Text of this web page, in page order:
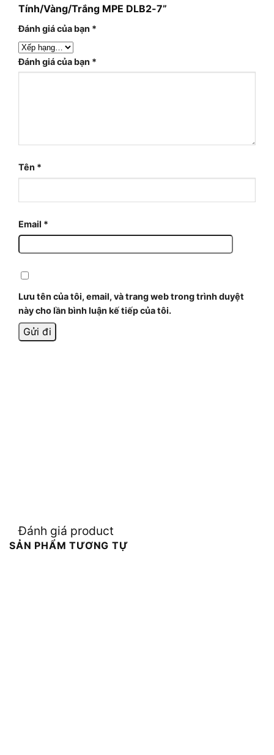
Tính/Vàng/Trắng MPE DLB2-7”
Đánh giá của bạn *
Đánh giá của bạn *
Tên *
Email *
Lưu tên của tôi, email, và trang web trong trình duyệt
này cho lần bình luận kế tiếp của tôi.
Đánh giá product
SẢN PHẨM TƯƠNG TỰ